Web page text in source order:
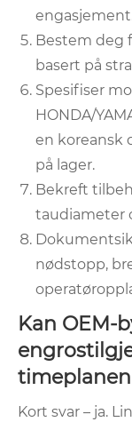
Bestem deg
basert på
Spesifiser
HONDA/
en koreansk
på lager.
Bekreft
taudiameter
nødstopp,
Kan OEM-
Kort svar – ja.